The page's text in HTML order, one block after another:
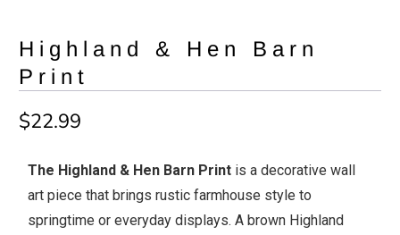
Highland & Hen Barn
Print
$22.99
The Highland & Hen Barn Print is a decorative wall
art piece that brings rustic farmhouse style to
springtime or everyday displays. A brown Highland